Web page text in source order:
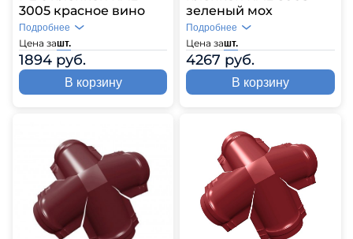
3005 красное вино
Цена зашт.
1894 руб.
Подробнее
В корзину
зеленый мох
Цена зашт.
4267 руб.
Подробнее
В корзину